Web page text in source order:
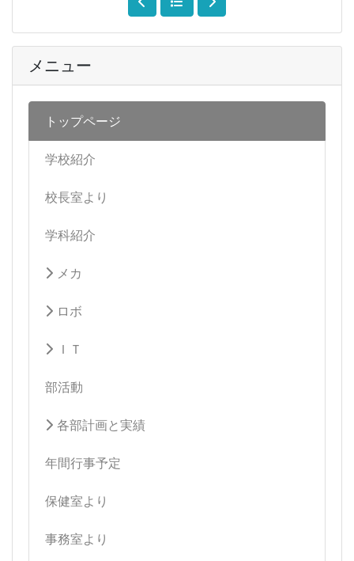
メニュー
トップページ
学校紹介
校長室より
学科紹介
メカ
ロボ
ＩＴ
部活動
各部計画と実績
年間行事予定
保健室より
事務室より